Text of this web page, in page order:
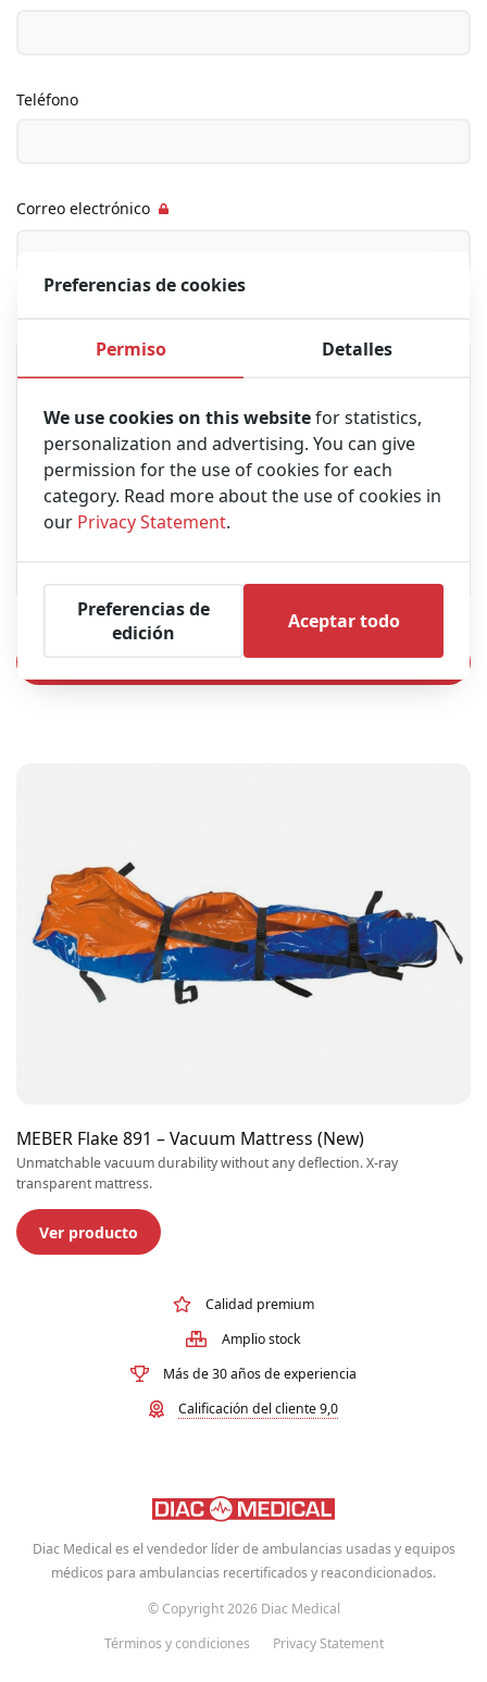
Teléfono
Correo electrónico
Mensaje
MEBER Flake 891 – Vacuum Mattress (New)
Unmatchable vacuum durability without any deflection. X-ray
transparent mattress.
Ver producto
Calidad premium
Amplio stock
Más de 30 años de experiencia
Calificación del cliente 9,0
Diac Medical es el vendedor líder de ambulancias usadas y equipos
médicos para ambulancias recertificados y reacondicionados.
© Copyright 2026 Diac Medical
Términos y condiciones
Privacy Statement
Preferencias de cookies
Permiso Detalles
We use cookies on this websitefor statistics,
personalization and advertising. You can give
permission for the use of cookies for each
category. Read more about the use of cookies in
our Privacy Statement.
Preferencias de
edición
Aceptar todo